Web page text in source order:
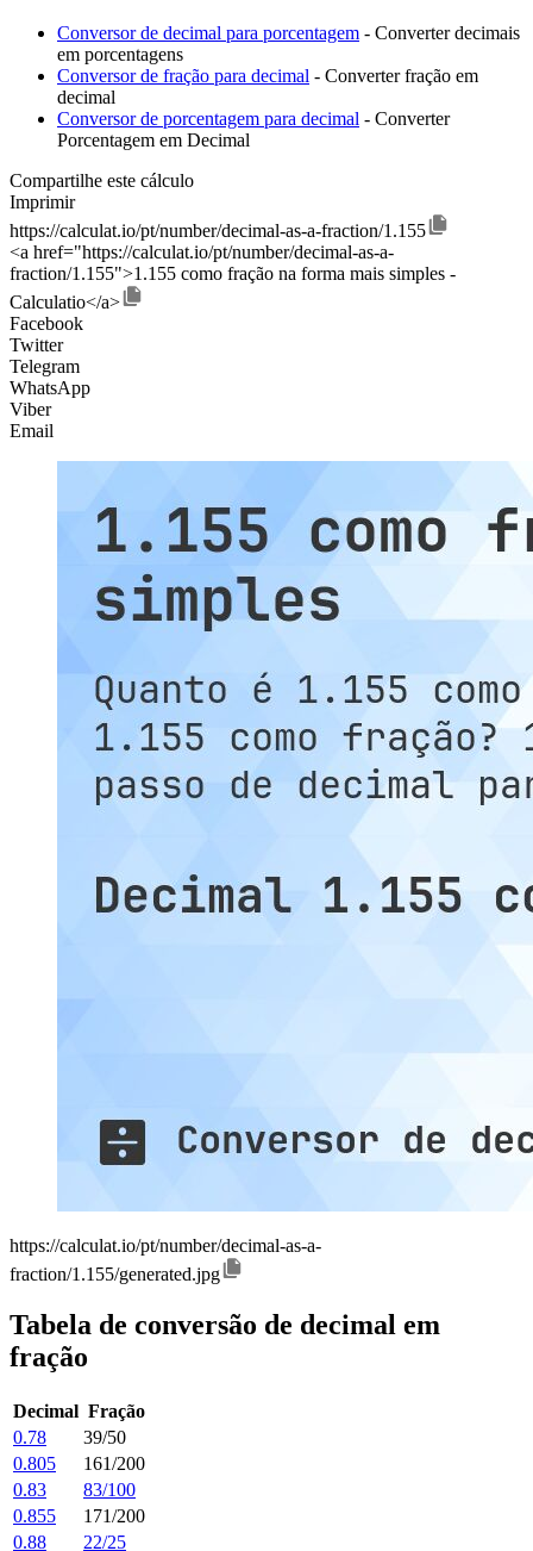
Conversor de decimal para porcentagem - Converter decimais
em porcentagens
Conversor de fração para decimal - Converter fração em
decimal
Conversor de porcentagem para decimal - Converter
Porcentagem em Decimal
Compartilhe este cálculo
Imprimir
https://calculat.io/pt/number/decimal-as-a-fraction/1.155
<a href="https://calculat.io/pt/number/decimal-as-a-
fraction/1.155">1.155 como fração na forma mais simples -
Calculatio</a>
Facebook
Twitter
Telegram
WhatsApp
Viber
Email
https://calculat.io/pt/number/decimal-as-a-
fraction/1.155/generated.jpg
Tabela de conversão de decimal em
fração
Decimal Fração
0.78
39/50
0.805
161/200
0.83
83/100
0.855
171/200
0.88
22/25